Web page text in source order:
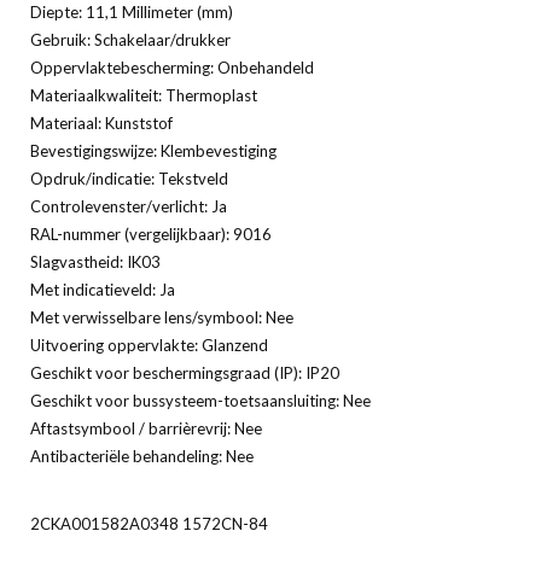
Diepte: 11,1 Millimeter (mm)
Gebruik: Schakelaar/drukker
Oppervlaktebescherming: Onbehandeld
Materiaalkwaliteit: Thermoplast
Materiaal: Kunststof
Bevestigingswijze: Klembevestiging
Opdruk/indicatie: Tekstveld
Controlevenster/verlicht: Ja
RAL-nummer (vergelijkbaar): 9016
Slagvastheid: IK03
Met indicatieveld: Ja
Met verwisselbare lens/symbool: Nee
Uitvoering oppervlakte: Glanzend
Geschikt voor beschermingsgraad (IP): IP20
Geschikt voor bussysteem-toetsaansluiting: Nee
Aftastsymbool / barrièrevrij: Nee
Antibacteriële behandeling: Nee
2CKA001582A0348 1572CN-84